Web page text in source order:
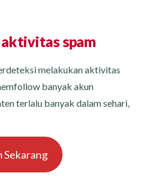
spam
melakukan aktivitas
banyak akun
terlalu banyak dalam sehari,
Sekarang